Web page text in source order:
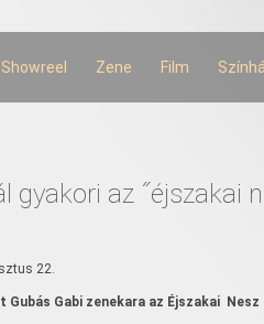
Showreel Zene Film
gyakori az ˝éjszakai
22.
Gabi zenekara az Éjszakai Nesz